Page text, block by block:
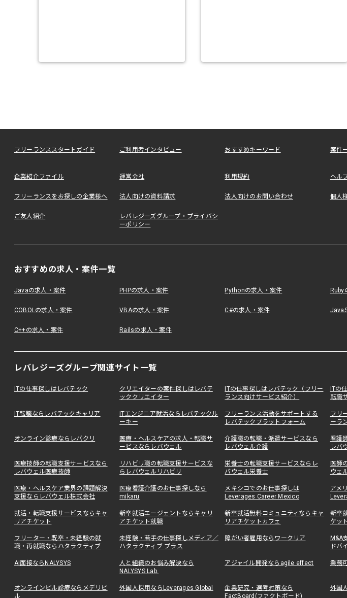
フリーランススタートガイド ご利用者インタビュー おすすめキーワード 案件
企業紹介ファイル 運営会社 利用規約 ヘル
フリーランスをお探しの企業様へ 法人向けの資料請求 法人向けのお問い合わせ 個人
ご友人紹介
レバレジーズグループ・プライバシ
ーポリシー
おすすめの求人・案件一覧
Javaの求人・案件 PHPの求人・案件 Pythonの求人・案件 Ruby
COBOLの求人・案件 VBAの求人・案件 C#の求人・案件
C++の求人・案件 Railsの求人・案件
レバレジーズグループ関連サイト一覧
ITの仕事探しはレバテック
クリエイターの案件探しはレバテ
ッククリエイター
ITの仕事探しはレバテック（フリー
ランス向けサービス紹介）
ITの
転職
IT転職ならレバテックキャリア
ITエンジニア就活ならレバテックル
ーキー
フリーランス活動をサポートする
レバテックプラットフォーム
フリ
ーラ
オンライン診療ならレバクリ
医療・ヘルスケアの求人・転職サ
ービスならレバウェル
介護職の転職・派遣サービスなら
レバウェル介護
看護
レバ
医療技師の転職支援サービスなら
レバウェル医療技師
リハビリ職の転職支援サービスな
らレバウェルリハビリ
栄養士の転職支援サービスならレ
バウェル栄養士
医師
ウェ
医療・ヘルスケア業界の課題解決
支援ならレバウェル株式会社
医療看護介護のお仕事探しなら
mikaru
メキシコでのお仕事探しは
Leverages Career Mexico
アメ
就活・転職支援サービスならキャ
リアチケット
新卒就活エージェントならキャリ
アチケット就職
新卒就活無料コミュニティならキャ
リアチケットカフェ
新卒
ケッ
フリーター・既卒・未経験の就
職・再就職ならハタラクティブ
未経験・若手の仕事探しメディア／
ハタラクティブ プラス
障がい者雇用ならワークリア
M&A
ドバ
AI面接ならNALYSYS
人と組織のお悩み解決なら
NALYSYS Lab.
アジャイル開発ならagile effect 業務
オンラインピル診療ならメデリピ
ル
外国人採用ならLeverages Global
企業研究・選考対策なら
FactBoard(ファクトボード)
外国